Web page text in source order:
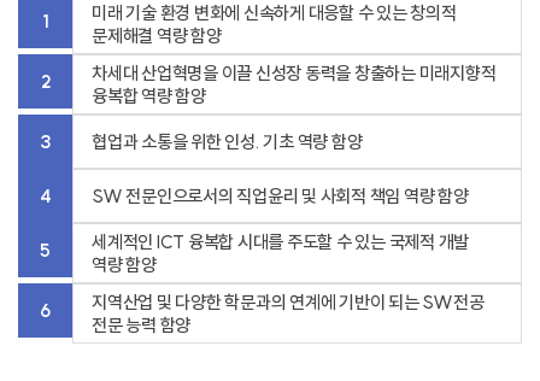
1
미래 기술 환경 변화에 신속하게 대응할 수 있는 창의적
문제해결 역량 함양
2
차세대 산업혁명을 이끌 신성장 동력을 창출하는 미래지향적
융복합 역량 함양
3
협업과 소통을 위한 인성. 기초 역량 함양
4 SW 전문인으로서의 직업윤리 및 사회적 책임 역량 함양
5
세계적인 ICT 융복합 시대를 주도할 수 있는 국제적 개발
역량 함양
6
지역산업 및 다양한 학문과의 연계에 기반이 되는 SW전공
전문 능력 함양